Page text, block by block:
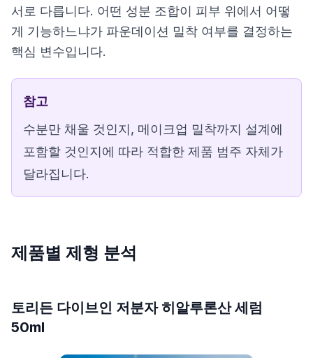
서로 다릅니다. 어떤 성분 조합이 피부 위에서 어떻
게 기능하느냐가 파운데이션 밀착 여부를 결정하는
핵심 변수입니다.
참고
수분만 채울 것인지, 메이크업 밀착까지 설계에
포함할 것인지에 따라 적합한 제품 범주 자체가
달라집니다.
제품별 제형 분석
토리든 다이브인 저분자 히알루론산 세럼
50ml